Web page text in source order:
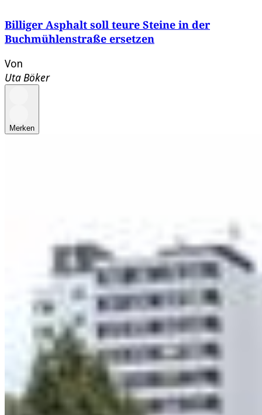
Billiger Asphalt soll teure Steine in der
Buchmühlenstraße ersetzen
Von
Uta Böker
Merken